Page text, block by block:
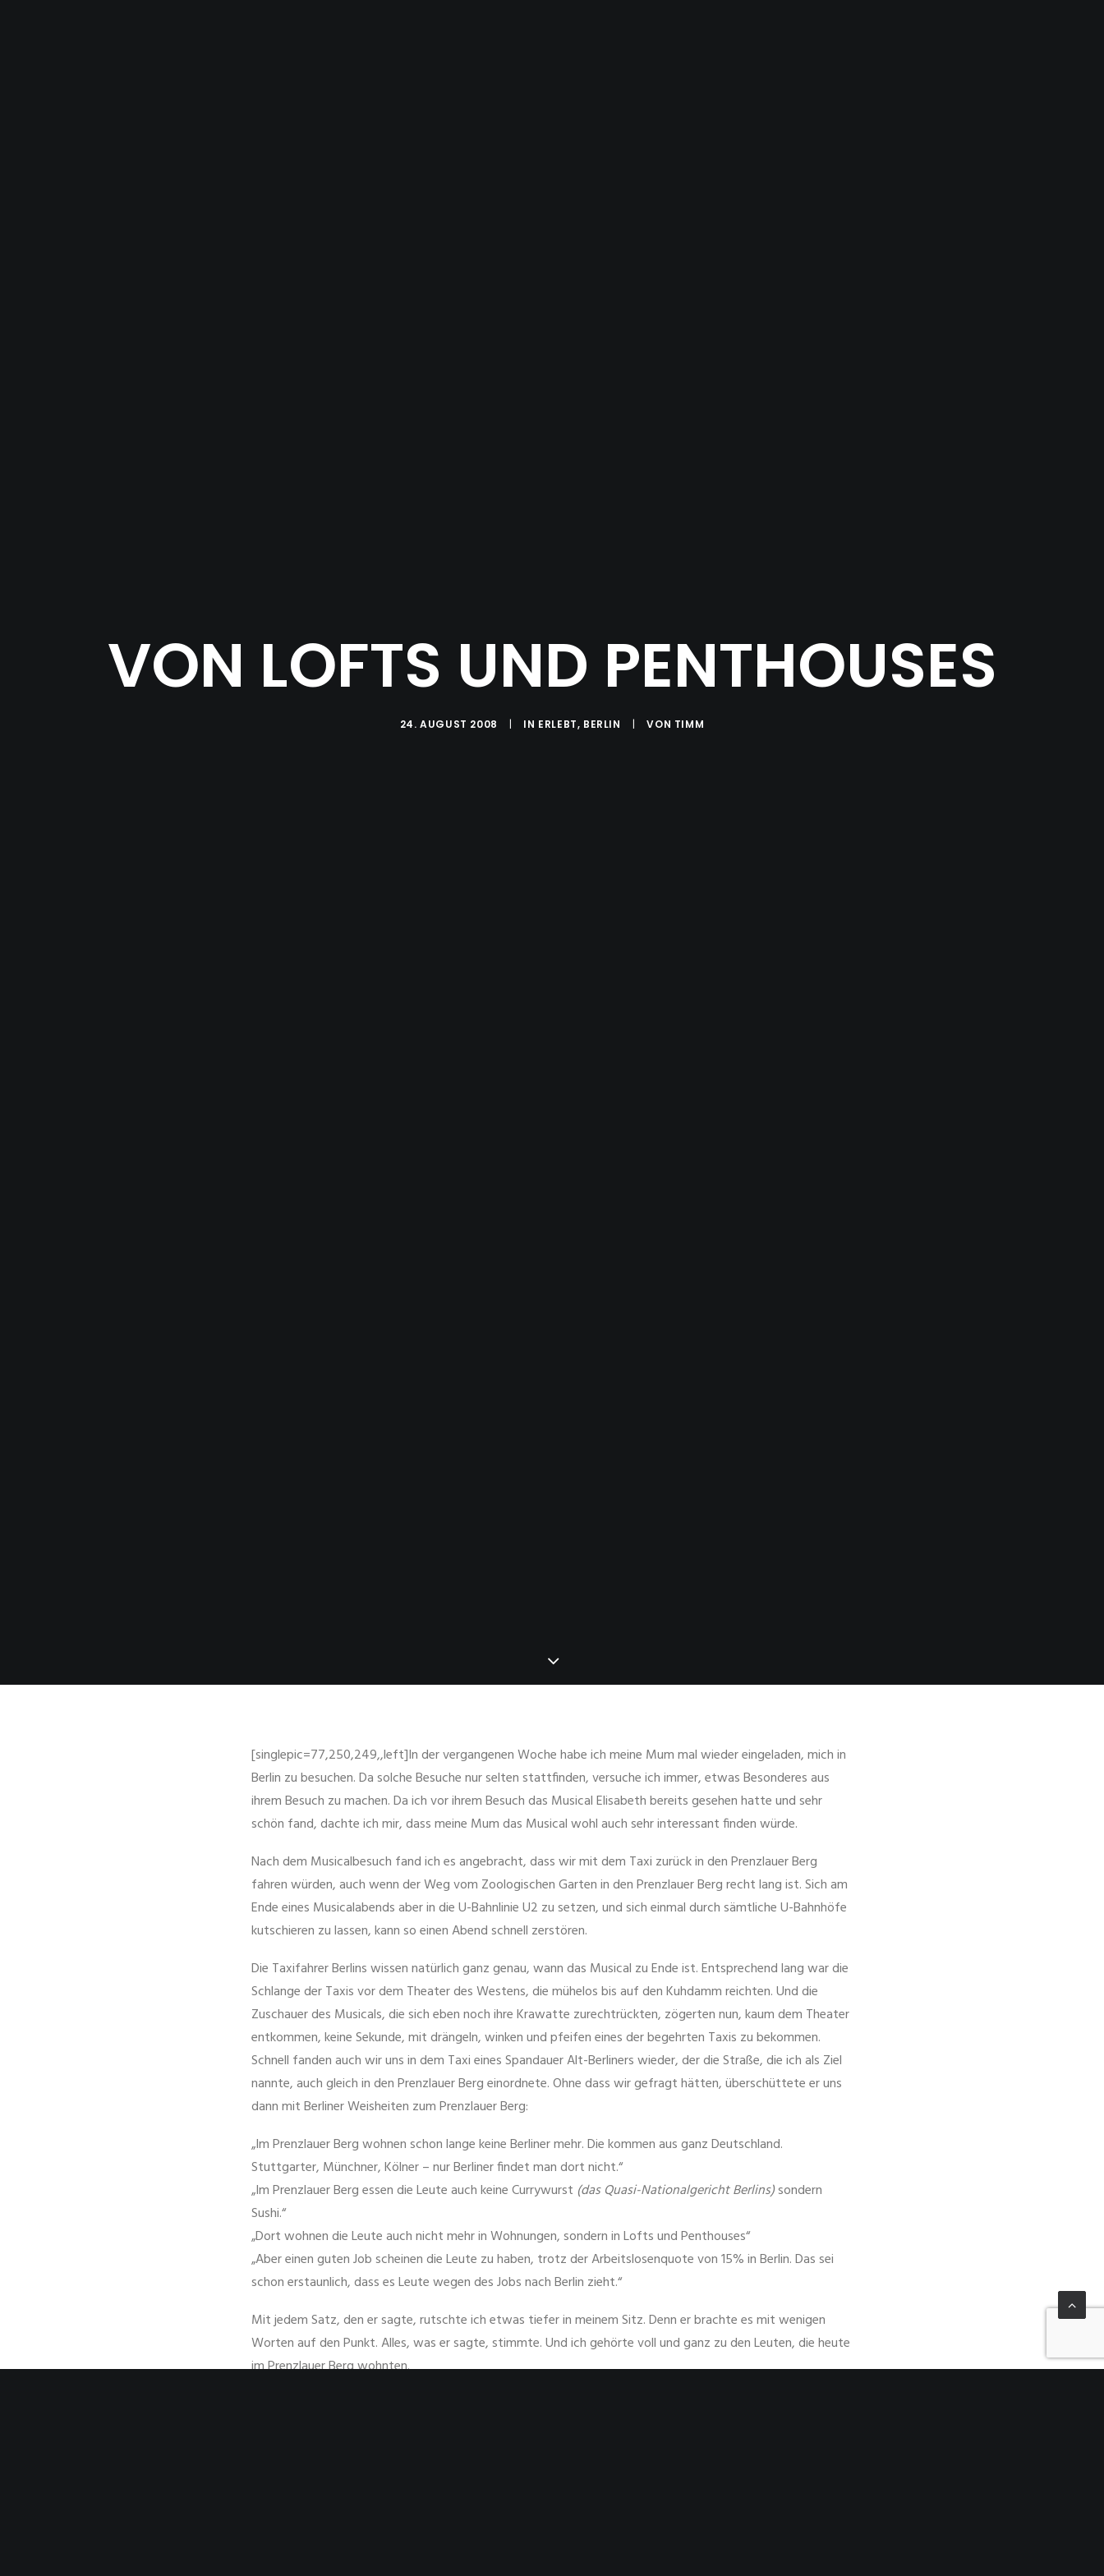
VON LOFTS UND PENTHOUSES
24. AUGUST 2008 | IN ERLEBT, BERLIN | VON TIMM
[singlepic=77,250,249,,left]In der vergangenen Woche habe ich meine Mum mal wieder eingeladen, mich in
Berlin zu besuchen. Da solche Besuche nur selten stattfinden, versuche ich immer, etwas Besonderes aus
ihrem Besuch zu machen. Da ich vor ihrem Besuch das Musical Elisabeth bereits gesehen hatte und sehr
schön fand, dachte ich mir, dass meine Mum das Musical wohl auch sehr interessant finden würde.
Nach dem Musicalbesuch fand ich es angebracht, dass wir mit dem Taxi zurück in den Prenzlauer Berg
fahren würden, auch wenn der Weg vom Zoologischen Garten in den Prenzlauer Berg recht lang ist. Sich am
Ende eines Musicalabends aber in die U-Bahnlinie U2 zu setzen, und sich einmal durch sämtliche U-Bahnhöfe
kutschieren zu lassen, kann so einen Abend schnell zerstören.
Die Taxifahrer Berlins wissen natürlich ganz genau, wann das Musical zu Ende ist. Entsprechend lang war die
Schlange der Taxis vor dem Theater des Westens, die mühelos bis auf den Kuhdamm reichten. Und die
Zuschauer des Musicals, die sich eben noch ihre Krawatte zurechtrückten, zögerten nun, kaum dem Theater
entkommen, keine Sekunde, mit drängeln, winken und pfeifen eines der begehrten Taxis zu bekommen.
Schnell fanden auch wir uns in dem Taxi eines Spandauer Alt-Berliners wieder, der die Straße, die ich als Ziel
nannte, auch gleich in den Prenzlauer Berg einordnete. Ohne dass wir gefragt hätten, überschüttete er uns
dann mit Berliner Weisheiten zum Prenzlauer Berg:
„Im Prenzlauer Berg wohnen schon lange keine Berliner mehr. Die kommen aus ganz Deutschland.
Stuttgarter, Münchner, Kölner – nur Berliner findet man dort nicht.“
„Im Prenzlauer Berg essen die Leute auch keine Currywurst (das Quasi-Nationalgericht Berlins)sondern
Sushi.“
„Dort wohnen die Leute auch nicht mehr in Wohnungen, sondern in Lofts und Penthouses“
„Aber einen guten Job scheinen die Leute zu haben, trotz der Arbeitslosenquote von 15% in Berlin. Das sei
schon erstaunlich, dass es Leute wegen des Jobs nach Berlin zieht.“
Mit jedem Satz, den er sagte, rutschte ich etwas tiefer in meinem Sitz. Denn er brachte es mit wenigen
Worten auf den Punkt. Alles, was er sagte, stimmte. Und ich gehörte voll und ganz zu den Leuten, die heute
im Prenzlauer Berg wohnten.